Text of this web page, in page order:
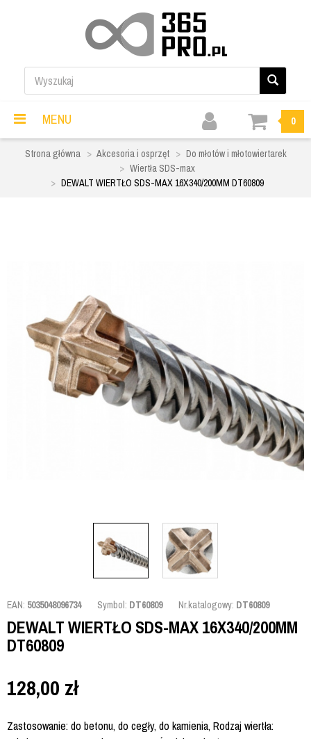
MENU 0
Strona główna Akcesoria i osprzęt
Do młotów i młotowiertarek
Wiertła SDS-max
DEWALT WIERTŁO SDS-MAX 16X340/200MM DT60809
EAN: 5035048096734 Symbol: DT60809 Nr.katalogowy: DT60809
DEWALT WIERTŁO SDS-MAX 16X340/200MM
DT60809
128,00 zł
Zastosowanie: do betonu, do cegły, do kamienia, Rodzaj wiertła: